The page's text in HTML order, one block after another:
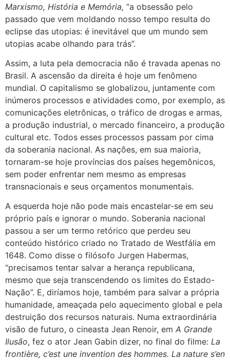
Marxismo, História e Memória, “a obsessão pelo
passado que vem moldando nosso tempo resulta do
eclipse das utopias: é inevitável que um mundo sem
utopias acabe olhando para trás”.
Assim, a luta pela democracia não é travada apenas no
Brasil. A ascensão da direita é hoje um fenômeno
mundial. O capitalismo se globalizou, juntamente com
inúmeros processos e atividades como, por exemplo, as
comunicações eletrônicas, o tráfico de drogas e armas,
a produção industrial, o mercado financeiro, a produção
cultural etc. Todos esses processos passam por cima
da soberania nacional. As nações, em sua maioria,
tornaram-se hoje províncias dos países hegemônicos,
sem poder enfrentar nem mesmo as empresas
transnacionais e seus orçamentos monumentais.
A esquerda hoje não pode mais encastelar-se em seu
próprio país e ignorar o mundo. Soberania nacional
passou a ser um termo retórico que perdeu seu
conteúdo histórico criado no Tratado de Westfália em
1648. Como disse o filósofo Jurgen Habermas,
“precisamos tentar salvar a herança republicana,
mesmo que seja transcendendo os limites do Estado-
Nação”. E, diríamos hoje, também para salvar a própria
humanidade, ameaçada pelo aquecimento global e pela
destruição dos recursos naturais. Numa extraordinária
visão de futuro, o cineasta Jean Renoir, em A Grande
Ilusão, fez o ator Jean Gabin dizer, no final do filme: La
frontière, c’est une invention des hommes. La nature s’en